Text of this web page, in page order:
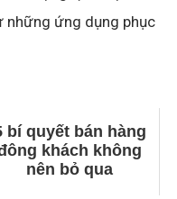
những ứng dụng phục
bí quyết bán hàng
khách không
nên bỏ qua